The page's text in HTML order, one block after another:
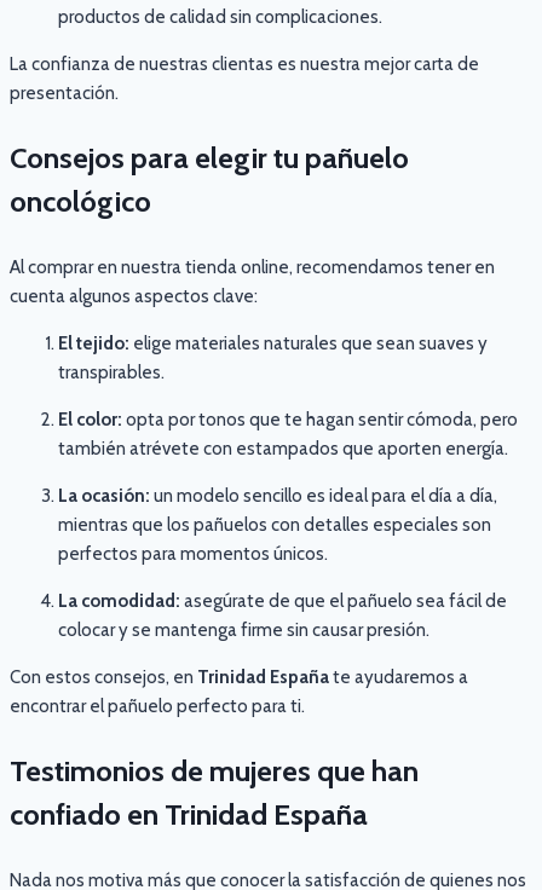
productos de calidad sin complicaciones.
La confianza de nuestras clientas es nuestra mejor carta de
presentación.
Consejos para elegir tu pañuelo
oncológico
Al comprar en nuestra tienda online, recomendamos tener en
cuenta algunos aspectos clave:
El tejido: elige materiales naturales que sean suaves y
transpirables.
El color: opta por tonos que te hagan sentir cómoda, pero
también atrévete con estampados que aporten energía.
La ocasión: un modelo sencillo es ideal para el día a día,
mientras que los pañuelos con detalles especiales son
perfectos para momentos únicos.
La comodidad: asegúrate de que el pañuelo sea fácil de
colocar y se mantenga firme sin causar presión.
Con estos consejos, en Trinidad Españate ayudaremos a
encontrar el pañuelo perfecto para ti.
Testimonios de mujeres que han
confiado en Trinidad España
Nada nos motiva más que conocer la satisfacción de quienes nos